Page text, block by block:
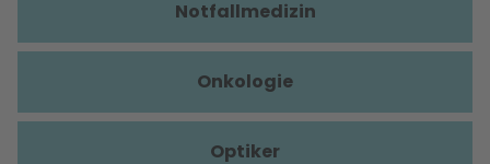
Notfallmedizin
Onkologie
Optiker